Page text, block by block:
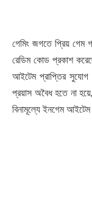
গেমিং জগতে প্রিয়
রেডিম কোড প্রকাশ
আইটেম প্রাপ্তির সুযোগ
প্রয়াস অবৈধ হতে না হয়ে,
বিনামূল্যে ইনগেম